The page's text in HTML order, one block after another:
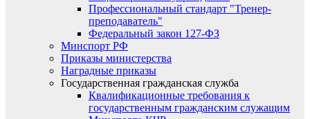
Профессиональный стандарт "Тренер-
преподаватель"
Федеральный закон 127-ФЗ
Минспорт РФ
Приказы министерства
Наградные приказы
Государственная гражданская служба
Квалификационные требования к
государственным гражданским служащим